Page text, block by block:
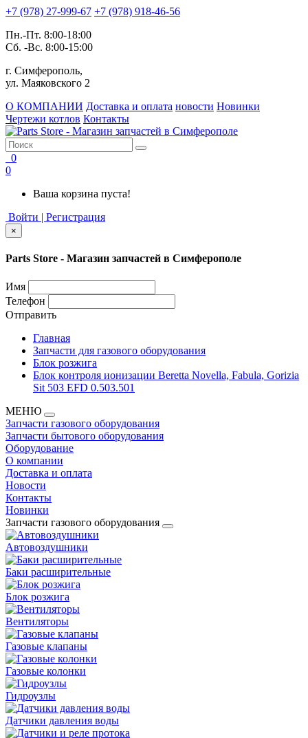
+7 (978) 27-999-67 +7 (978) 918-46-56
Пн.-Пт. 8:00-18:00
Сб. -Вс. 8:00-15:00
г. Симферополь,
ул. Маяковского 2
О КОМПАНИИ Доставка и оплата новости Новинки
Чертежи котлов Контакты
0
0
Ваша корзина пуста!
Войти | Регистрация
×
Parts Store - Магазин запчастей в Симферополе
Имя
Телефон
Отправить
Главная
Запчасти для газового оборудования
Блок розжига
Блок контроля ионизации Beretta Novella, Fabula, Gorizia
Sit 503 EFD 0.503.501
МЕНЮ
Запчасти газового оборудования
Запчасти бытового оборудования
Оборудование
О компании
Доставка и оплата
Новости
Контакты
Новинки
Запчасти газового оборудования
Автовоздушники
Баки расширительные
Блок розжига
Вентиляторы
Газовые клапаны
Газовые колонки
Гидроузлы
Датчики давления воды